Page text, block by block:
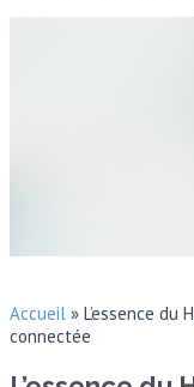
Accueil » L’essence
connectée